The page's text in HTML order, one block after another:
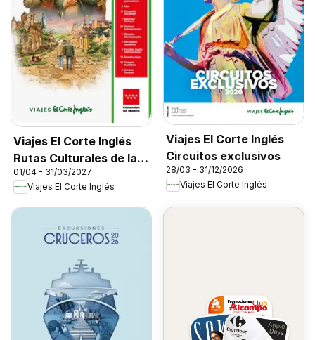
Viajes El Corte Inglés
Rutas Culturales de la
Comunidad de Madrid
01/04 - 31/03/2027
Viajes El Corte Inglés
Viajes El Corte Inglés
Circuitos exclusivos
28/03 - 31/12/2026
Viajes El Corte Inglés